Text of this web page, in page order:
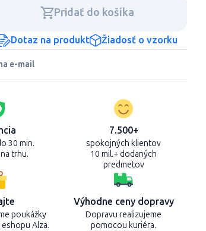
Pridať do košíka
Dotaz na produkt Žiadosť o vzorku
e-mail
30 min.
trhu.
7.500+
spokojných klientov
10 mil.+ dodaných
predmetov
poukážky
Alza.
Výhodne ceny dopravy
Dopravu realizujeme
pomocou kuriéra.